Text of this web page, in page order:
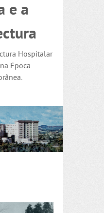
e a
Hospitalar
Época